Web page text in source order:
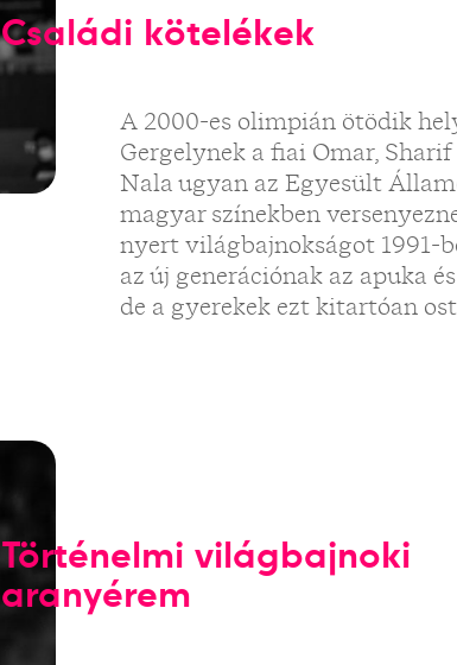
Családi kötelékek
A 2000-es olimpián ötödik
Gergelynek a fiai Omar,
Nala ugyan az Egyesült
magyar színekben
nyert világbajnokságot 1991-
az új generációnak az apuka
de a gyerekek ezt kitartóan
Történelmi világbajnoki
aranyérem